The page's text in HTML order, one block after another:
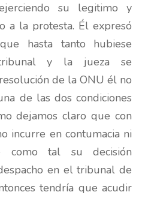
su legitimo y
a la protesta. Él expresó
hasta tanto hubiese
y la jueza se
de la ONU él no
de las dos condiciones
dejamos claro que con
incurre en contumacia ni
como tal su decisión
en el tribunal de
tendría que acudir